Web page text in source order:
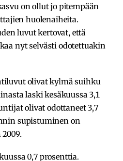
on ollut jo pitempään
huolenaiheita.
luvut kertovat, että
nyt selvästi odotettuakin
olivat kylmä suihku
laski kesäkuussa 3,1
olivat odottaneet 3,7
supistuminen on
0,7 prosenttia.